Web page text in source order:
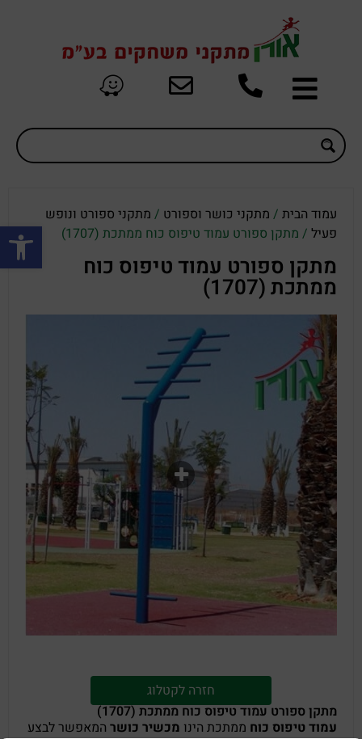
פתח
עמוד הבית / מתקני כושר וספורט / מתקני ספורט ונופש
פעיל / מתקן ספורט עמוד טיפוס כוח ממתכת (1707)
מתקן ספורט עמוד טיפוס כוח
ממתכת (1707)
חזרה לקטלוג
מתקן ספורט עמוד טיפוס כוח ממתכת (1707)
עמוד טיפוס כוח ממתכת הינו מכשיר כושר המאפשר לבצע